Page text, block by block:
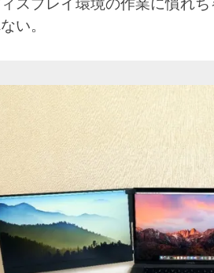
スプレイ環境の作業に慣れ
い。